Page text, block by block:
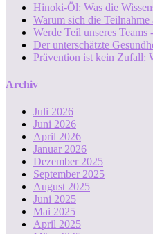
Hinoki-Öl: Was die
Warum sich die
Werde Teil unseres
Der unterschätzte
Prävention ist kein Zufall:
Archiv
Juli 2026
Juni 2026
April 2026
Januar 2026
Dezember 2025
September 2025
August 2025
Juni 2025
Mai 2025
April 2025